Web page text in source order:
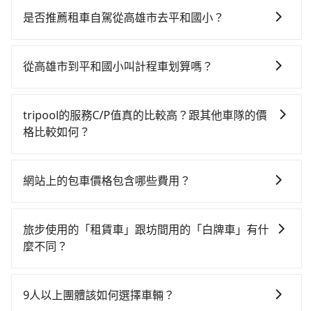
時！從最早05:50一直到22:55，左營-台中一天最多有90
鐘。抵達高鐵站後，步行進站、現場購票並於月台排隊
分鐘出站、等待車站前排班的計程車，搭上小黃後約花
35分鐘、車費900元後，抵達平和國小 (南投縣南投市)
程使用tripool並到府專車接送，則每人平均花費約980
分鐘在轉乘與等車上，現在還不馬上來預約tripool！如
果你僅有兩位乘車，也可參考tripool的拼車共乘服務，
是否推薦租車自駕從高雄市去平和國小？
時不需要閉目養神（因為要自己開車），最重要的是你
$115~205承租小轎車，每公里再額外加收$3.2，從高雄
市（大樹區）到平和國小的花費預估為
時40元路邊停車費用預估進去，但額外的汽車保險與可
差的車款，如果人數超過四位，更是沒有較大的七人座
或九人座可供選擇，而且無人租車最令人詬病的就是車
樣。另外，偶爾也會遇到明明已經預約了時間但上一位
從高雄市到平和國小叫計程車划算嗎？
灣大車隊、Uber、Line Taxi、Yoxi等。依照里程跳錶計
算，價格約為3,355~4,000元間，但如改預約tripool可
0.2%，其叫車的難度是雙北市的490倍。綜合以上，無
tripool的服務C/P值真的比較高？跟其他車隊的價
格比較如何？
市場上稍具規模且合法經營的業者，有以短程與城市為
KKDAY、KLOOK、叫車吧等。tripool旅步專注在長程
單程接送與跨縣市計時包車，不論從哪邊去哪裡（當然
是絕大多數乘客出行的最佳選擇。
網站上的包車價格包含哪些費用？
乘客險、司機小費、營業稅等，不會再有其他額外的費
用產生。
旅步使用的「租賃車」跟坊間用的「白牌車」有什
麼不同？
字的「R」開頭，受車隊嚴格管理及審核後才可入隊，成
9人以上團體該如何選擇車輛？